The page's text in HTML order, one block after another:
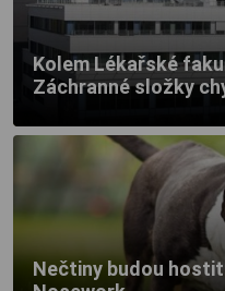
Kolem Lékařské
Záchranné složky
Nečtiny budou